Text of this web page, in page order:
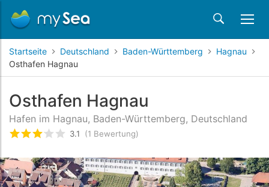
Startseite Deutschland Baden-Württemberg
Hagnau
Osthafen Hagnau
Osthafen Hagnau
Hafen im Hagnau, Baden-Württemberg, Deutschland
bewertet3.1/5 beyogen auf
3.1 (1 Bewertung)